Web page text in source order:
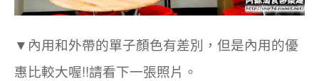
▼ 內用和外帶的單子顏色有差別，但是內用的優
惠比較大喔!!請看下一張照片。